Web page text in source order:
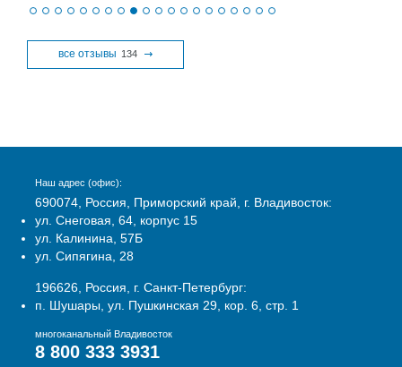
все отзывы 134
Наш адрес (офис):
690074, Россия, Приморский край, г. Владивосток:
ул. Снеговая, 64, корпус 15
ул. Калинина, 57Б
ул. Сипягина, 28
196626, Россия, г. Санкт-Петербург:
п. Шушары, ул. Пушкинская 29, кор. 6, стр. 1
многоканальный Владивосток
8 800 333 3931